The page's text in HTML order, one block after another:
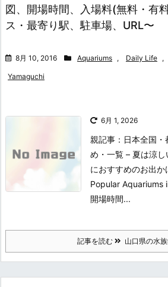
図、開場時間、入場料(無料・有
ス・最寄り駅、駐車場、URL〜
8月 10, 2016 Aquariums , Daily Life ,
Yamaguchi
6月 1, 2026
親記事：日本全国・
め・一覧 – 夏は涼
におすすめのお出
Popular Aquariums
開場時間...
記事を読む 山口県の水